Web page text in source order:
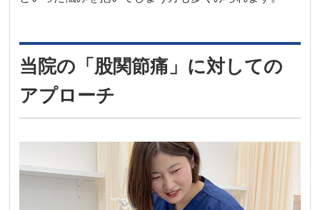
当院の「股関節痛」に対しての
アプローチ